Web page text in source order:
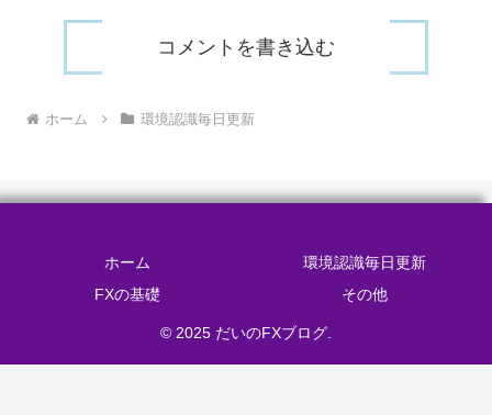
コメントを書き込む
ホーム 環境認識毎日更新
ホーム
環境認識毎日更新
FXの基礎
その他
© 2025 だいのFXブログ.